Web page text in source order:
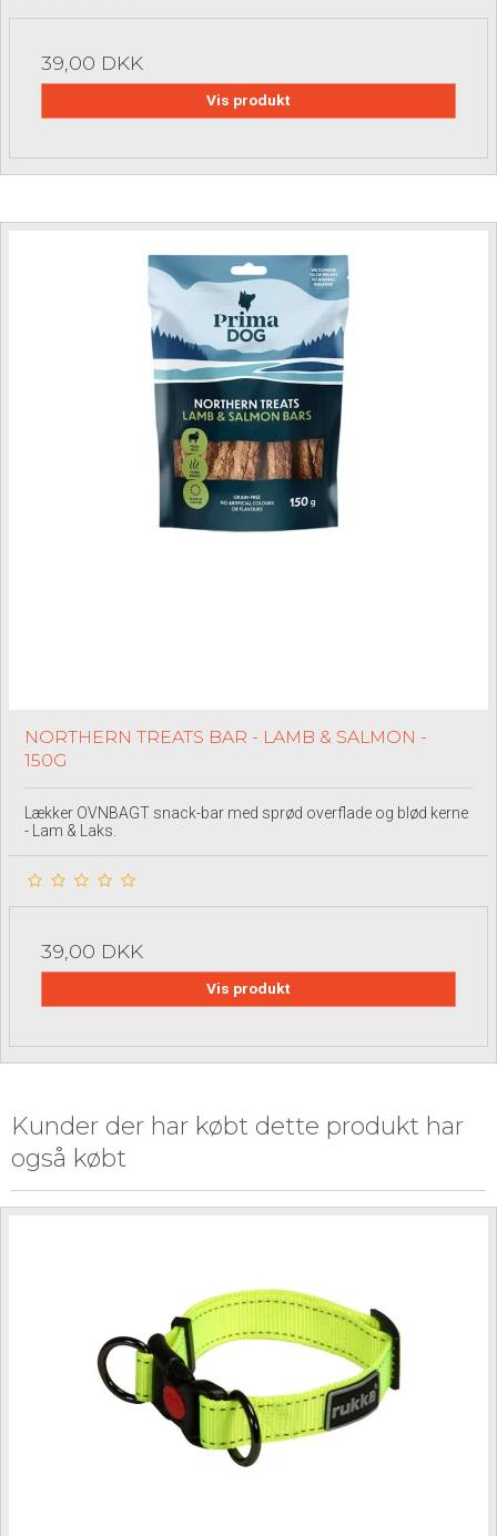
39,00 DKK
Vis produkt
NORTHERN TREATS BAR - LAMB & SALMON -
150G
Lækker OVNBAGT snack-bar med sprød overflade og blød kerne
- Lam & Laks.
39,00 DKK
Vis produkt
Kunder der har købt dette produkt har
også købt